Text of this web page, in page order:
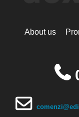
About us